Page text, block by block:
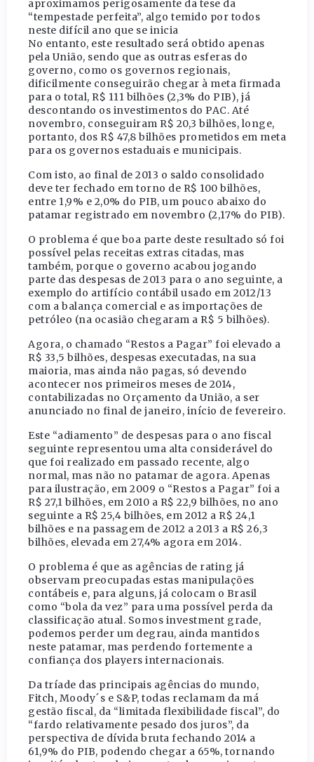
aproximamos perigosamente da tese da
“tempestade perfeita”, algo temido por todos
neste difícil ano que se inicia
No entanto, este resultado será obtido apenas
pela União, sendo que as outras esferas do
governo, como os governos regionais,
dificilmente conseguirão chegar à meta firmada
para o total, R$ 111 bilhões (2,3% do PIB), já
descontando os investimentos do PAC. Até
novembro, conseguiram R$ 20,3 bilhões, longe,
portanto, dos R$ 47,8 bilhões prometidos em meta
para os governos estaduais e municipais.
Com isto, ao final de 2013 o saldo consolidado
deve ter fechado em torno de R$ 100 bilhões,
entre 1,9% e 2,0% do PIB, um pouco abaixo do
patamar registrado em novembro (2,17% do PIB).
O problema é que boa parte deste resultado só foi
possível pelas receitas extras citadas, mas
também, porque o governo acabou jogando
parte das despesas de 2013 para o ano seguinte, a
exemplo do artifício contábil usado em 2012/13
com a balança comercial e as importações de
petróleo (na ocasião chegaram a R$ 5 bilhões).
Agora, o chamado “Restos a Pagar” foi elevado a
R$ 33,5 bilhões, despesas executadas, na sua
maioria, mas ainda não pagas, só devendo
acontecer nos primeiros meses de 2014,
contabilizadas no Orçamento da União, a ser
anunciado no final de janeiro, início de fevereiro.
Este “adiamento” de despesas para o ano fiscal
seguinte representou uma alta considerável do
que foi realizado em passado recente, algo
normal, mas não no patamar de agora. Apenas
para ilustração, em 2009 o “Restos a Pagar” foi a
R$ 27,1 bilhões, em 2010 a R$ 22,9 bilhões, no ano
seguinte a R$ 25,4 bilhões, em 2012 a R$ 24,1
bilhões e na passagem de 2012 a 2013 a R$ 26,3
bilhões, elevada em 27,4% agora em 2014.
O problema é que as agências de rating já
observam preocupadas estas manipulações
contábeis e, para alguns, já colocam o Brasil
como “bola da vez” para uma possível perda da
classificação atual. Somos investment grade,
podemos perder um degrau, ainda mantidos
neste patamar, mas perdendo fortemente a
confiança dos players internacionais.
Da tríade das principais agências do mundo,
Fitch, Moody´s e S&P, todas reclamam da má
gestão fiscal, da “limitada flexibilidade fiscal”, do
“fardo relativamente pesado dos juros”, da
perspectiva de dívida bruta fechando 2014 a
61,9% do PIB, podendo chegar a 65%, tornando